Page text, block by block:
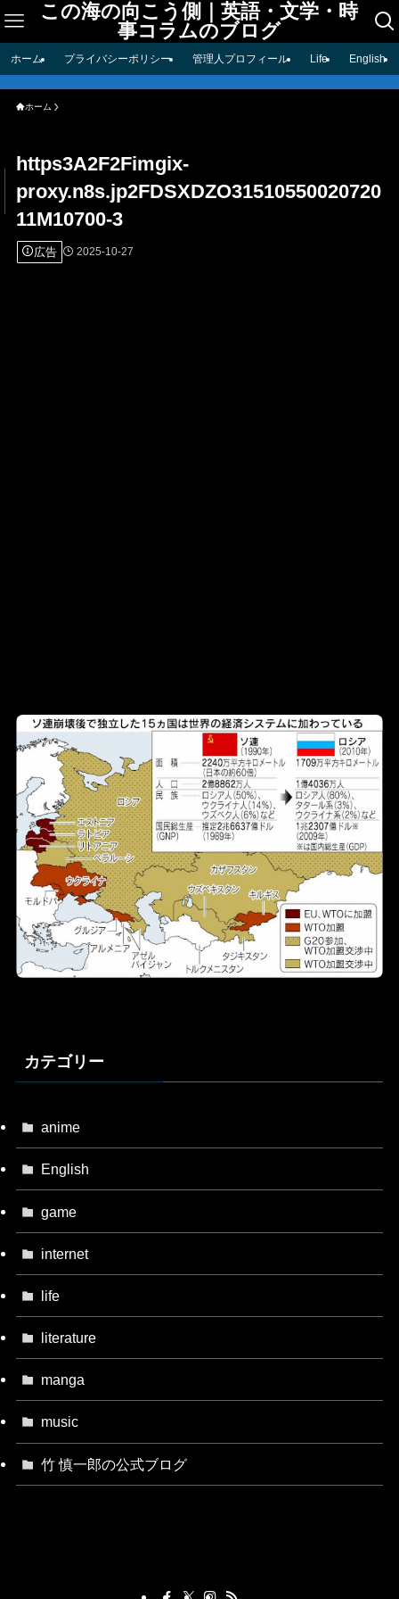
この海の向こう側｜英語・文学・時
事コラムのブログ
ホーム プライバシーポリシー 管理人プロフィール Life English
ホーム
https3A2F2Fimgix-
proxy.n8s.jp2FDSXDZO31510550020720
11M10700-3
広告 2025-10-27
カテゴリー
anime
English
game
internet
life
literature
manga
music
竹 慎一郎の公式ブログ